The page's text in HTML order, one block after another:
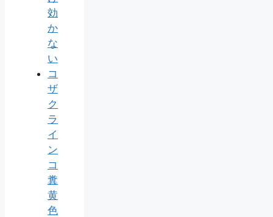
効
か
な
い
コ
ザ
ク
ラ
イ
ン
コ
糞
黄
色